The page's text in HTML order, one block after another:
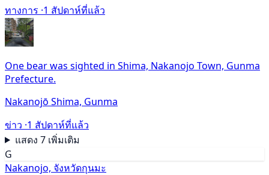
ทางการ ·1 สัปดาห์ที่แล้ว
One bear was sighted in Shima, Nakanojo Town, Gunma
Prefecture.
Nakanojō Shima, Gunma
ข่าว ·1 สัปดาห์ที่แล้ว
แสดง 7 เพิ่มเติม
G
Nakanojo, จังหวัดกุนมะ